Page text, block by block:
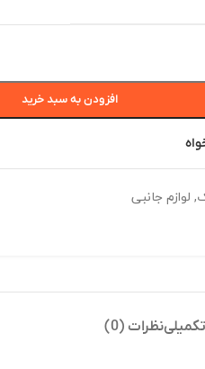
افزودن به سبد خرید
, لوازم جانبی
نظرات (0)